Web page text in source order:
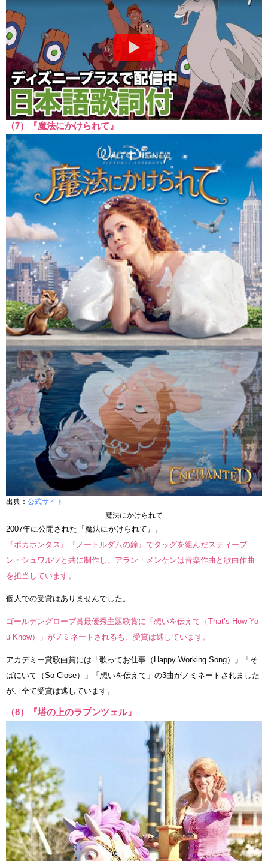
（7）『魔法にかけられて』
出典： 公式サイト
魔法にかけられて
2007年に公開された『魔法にかけられて』。
『ポカホンタス』『ノートルダムの鐘』でタッグを組んだスティーブ
ン・シュワルツと共に制作し、アラン・メンケンは音楽作曲と歌曲作曲
を担当しています。
個人での受賞はありませんでした。
ゴールデングローブ賞最優秀主題歌賞に「想いを伝えて（That’s How Yo
u Know）」がノミネートされるも、受賞は逃しています。
アカデミー賞歌曲賞には「歌ってお仕事（Happy Working Song）」「そ
ばにいて（So Close）」「想いを伝えて」の3曲がノミネートされました
が、全て受賞は逃しています。
（8）『塔の上のラプンツェル』